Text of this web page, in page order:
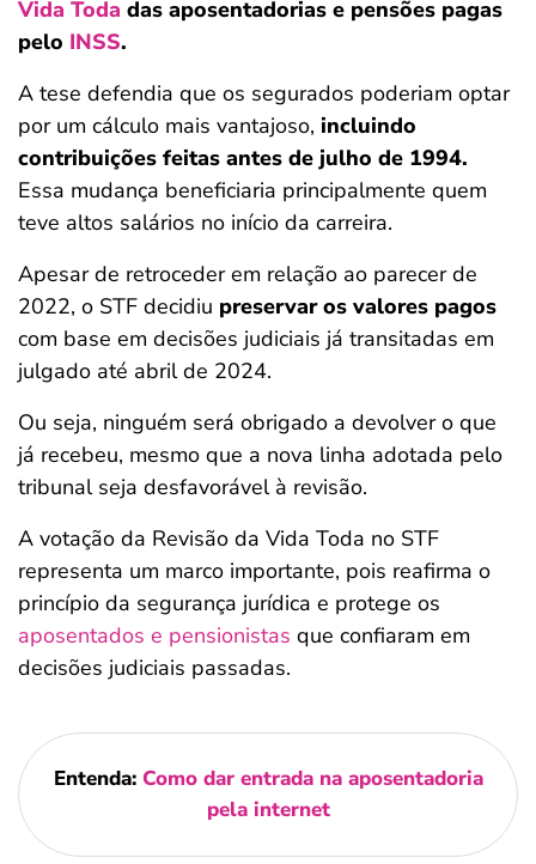
Vida Toda das aposentadorias e pensões pagas
pelo INSS.
A tese defendia que os segurados poderiam optar
por um cálculo mais vantajoso, incluindo
contribuições feitas antes de julho de 1994.
Essa mudança beneficiaria principalmente quem
teve altos salários no início da carreira.
Apesar de retroceder em relação ao parecer de
2022, o STF decidiu preservar os valores pagos
com base em decisões judiciais já transitadas em
julgado até abril de 2024.
Ou seja, ninguém será obrigado a devolver o que
já recebeu, mesmo que a nova linha adotada pelo
tribunal seja desfavorável à revisão.
A votação da Revisão da Vida Toda no STF
representa um marco importante, pois reafirma o
princípio da segurança jurídica e protege os
aposentados e pensionistas que confiaram em
decisões judiciais passadas.
Entenda: Como dar entrada na aposentadoria
pela internet